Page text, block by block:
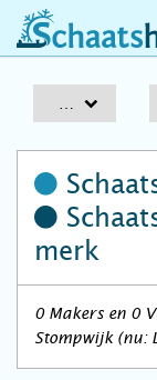
merk
0 Makers en 0
Stompwijk (nu: